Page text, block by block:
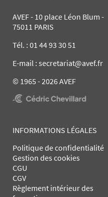
AVEF - 10 place Léon Blum -
75011 PARIS
Tél. : 01 44 93 30 51
E-mail : secretariat@avef.fr
© 1965 - 2026 AVEF
INFORMATIONS LÉGALES
Politique de confidentialité
Gestion des cookies
CGU
CGV
Règlement intérieur des